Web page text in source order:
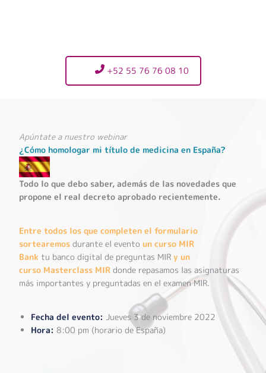
+52 55 76 76 08 10
Apúntate a nuestro webinar
¿Cómo homologar mi título de medicina en España?
Todo lo que debo saber, además de las novedades que
propone el real decreto aprobado recientemente.
Entre todos los que completen el formulario
sortearemos durante el evento un curso MIR
Bank tu banco digital de preguntas MIR y un
curso Masterclass MIR donde repasamos las asignaturas
más importantes y preguntadas en el examen MIR.
Fecha del evento: Jueves 3 de noviembre 2022
Hora: 8:00 pm (horario de España)